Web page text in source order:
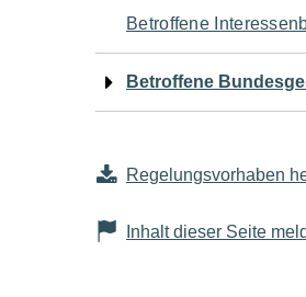
den
Seiteninhalt
Betroffene
Betroffene
Regelungsvorhaben
Inhalt dieser Seite